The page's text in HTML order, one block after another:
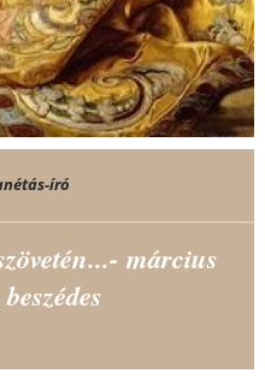
író
március